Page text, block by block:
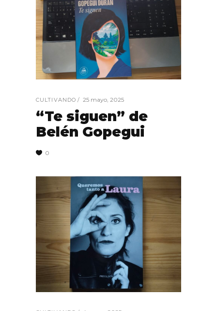
CULTIVANDO 25 mayo, 2025
“Te siguen” de
Belén Gopegui
0